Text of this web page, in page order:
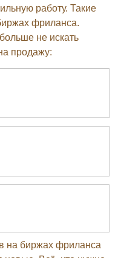
работу. Такие
фриланса.
не искать
продажу:
на биржах фриланса